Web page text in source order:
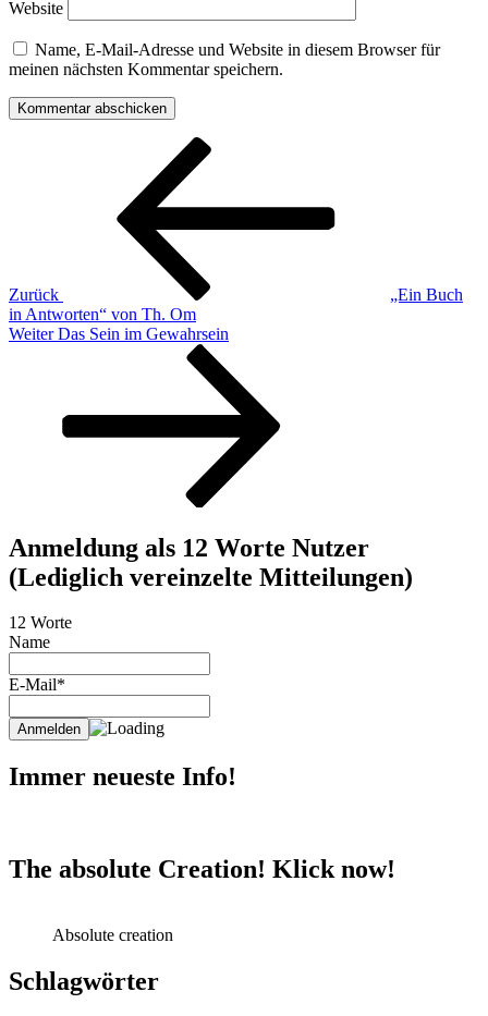
Website
Name, E-Mail-Adresse und Website in diesem Browser für
meinen nächsten Kommentar speichern.
Beitragsnavigation
Zurück
„Ein Buch
in Antworten“ von Th. Om
Nächster
Weiter Das Sein im Gewahrsein
Anmeldung als 12 Worte Nutzer
(Lediglich vereinzelte Mitteilungen)
12 Worte
Name
E-Mail*
Immer neueste Info!
The absolute Creation! Klick now!
Absolute creation
Schlagwörter